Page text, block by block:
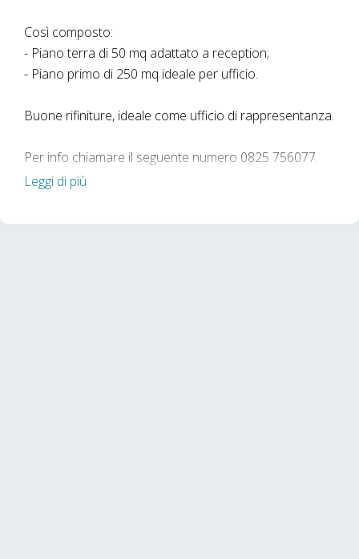
Così composto:
- Piano terra di 50 mq adattato a reception;
- Piano primo di 250 mq ideale per ufficio.
Buone rifiniture, ideale come ufficio di rappresentanza.
Per info chiamare il seguente numero 0825 756077.
Leggi di più